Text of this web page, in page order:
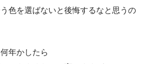
色を選ばないと後悔するなと思うの
年かしたら